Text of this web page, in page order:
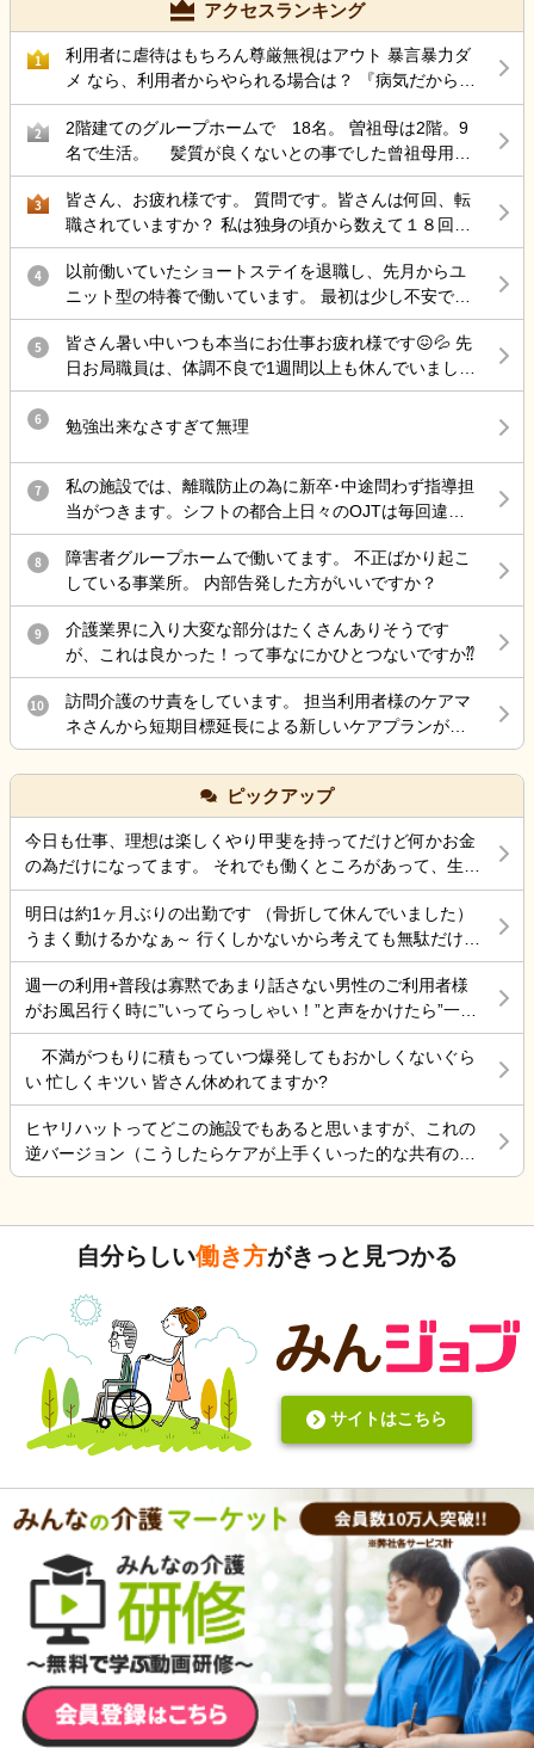
アクセスランキング
1
利用者に虐待はもちろん尊厳無視はアウト 暴言暴力ダ
メ なら、利用者からやられる場合は？ 『病気だから』
で…解決？
2
2階建てのグループホームで 18名。 曽祖母は2階。9
名で生活。 髪質が良くないとの事でした曾祖母用に
シャンプーとトリートメントを大容量タイプを持ち込
み。スタッフさんに 「ばぁちゃんが最近髪質良くない
訴えあったので これ入浴の時に本人に使用してあげて
下さいお願いします」と伝えました。 何週間して 面
会の際 髪どう？シャンプ合ってる？と聞くと曾祖母
「私のシャンプー皆で使ってる ◯◯さんも、貴方のシ
れた これ私専用じゃないのかい？」と聞いてびっく
り。施設長に聞くと 「当日入浴介助担当したスタッ
言われました。それ以降まだ連絡もないですが グルー
すか？
3
皆さん、お疲れ様です。 質問です。皆さんは何回、転
職されていますか？ 私は独身の頃から数えて１８回で
す。 今も辞めたい時があるけど、新たな職を探すと年
齢的に無理がある。 定年まで１０年、理不尽な事を言
われ続けるのはきついです。 いちばん嫌な仕事は清掃
でした。７時半から１５時半までの契約のはずなのに
６時から１６時まで働く。量が多く休憩は全く取れて
いなかった。タイムカードとタイムシート２つある変
す。 時間を守らない職場は嫌ですね。
4
以前働いていたショートステイを退職し、先月からユ
ニット型の特養で働いています。 最初は少し不安でし
たが職員さんもみんな優しくて、のびのびと仕事がで
きています。ですが、仕事していく中で1つの仕事をし
てる途中に別のところに意識が向いてしまったり、や
りかけで放置してしまうことがよくあります…。それ
で他の職員さんから指摘は受けたことはないのです
もうまくいかないこともあり、どうしたらいいか悩ん
でいます。
5
皆さん暑い中いつも本当にお仕事お疲れ様です😖💦 先
日お局職員は、体調不良で1週間以上も休んでいまし
た。 休んだ後の復帰の言葉は一言でも謝罪の言葉とか
ありますよね……。 私はお局職員が休んだ時にシフト
変更されてお局の変わりに出勤しました。 なのに、今
日は朝の挨拶と帰りの「お疲れ様でした」だけでし
た。 口調が余りにもテンション低い暗い声😒で、主任
や上司にはあからさまに明るい声😊を出していまし
でしょうか？ ご意見聞かせてください😢
6 勉強出来なさすぎて無理
7
私の施設では、離職防止の為に新卒･中途問わず指導担
当がつきます。シフトの都合上日々のOJTは毎回違う
人でも、仕事で困ってること等に寄り添う、メンター
みたいな感じです。半年間、月に1回面談の時間も取り
ます。 8月、私はある中途社員の指導担当になりまし
た。が、私は新卒でそこに3年(大卒)、向こうは高卒か
ら介護やってて他の施設も経験した大ベテランです。
どう考えても私じゃないのに、私になった理由は年齢
が、仕事覚えるの早いし、ハキハキした、どう考えて
も真逆タイプ。 もちろん施設内の困り事とかあれば聞
われてそう。 でも私を除くと皆20歳くらい歳が上にな
ってしまうので、施設長とかはこのまま行きたいらし
いです。 どう関わればその方のためになるのでしょう
か？
8
障害者グループホームで働いてます。 不正ばかり起こ
している事業所。 内部告発した方がいいですか？
9
介護業界に入り大変な部分はたくさんありそうです
が、これは良かった！って事なにかひとつないですか⁇
10
訪問介護のサ責をしています。 担当利用者様のケアマ
ネさんから短期目標延長による新しいケアプランが届
きました。 3表のみ届き内容を再確認したのですが、ケ
アプランの短期目標の内容に変更はありませんでし
た。 この場合、訪問介護計画書を新しく作成する場
でしょうか？
ピックアップ
今日も仕事、理想は楽しくやり甲斐を持ってだけど何かお金
の為だけになってます。 それでも働くところがあって、生き
ていけているのでましなのでしょうね。 一番辛いのは、お金
がなく職探ししている時だったので今日も頑張ろうと思う。
それにしても古株は、好き勝手だから楽しそうです。私も古
株の時は、そんなに仕事行くのが辛くなく毎日そこそこ楽し
くやっていました。 転職は後悔はしていませんが、誰もが上
手くいかないのは確かですね。 そんなつぶやきです、では仕
明日は約1ヶ月ぶりの出勤です （骨折して休んでいました）
うまく動けるかなぁ～ 行くしかないから考えても無駄だけど
不安！
週一の利用+普段は寡黙であまり話さない男性のご利用者様
がお風呂行く時に”いってらっしゃい！”と声をかけたら”一緒
に行く？！？”と返してくれた。 そういう想像を上回るよう
なことがあるからこの仕事って楽しいんだよな。 まだ入って
4ヶ月弱しか経ってないけど。
不満がつもりに積もっていつ爆発してもおかしくないぐら
い 忙しくキツい 皆さん休めれてますか?
ヒヤリハットってどこの施設でもあると思いますが、これの
逆バージョン（こうしたらケアが上手くいった的な共有の書
式）ってないですよね。あったらいいケアを共有できると思
遂記録ばかりって、すごくネガティブだと個人的に思いま
す。また、介護の世界って「できて当たり前」的な思考が強
し。うつ病の人じゃないんだから、できないことばかり言っ
たらストレスたまりませんか。
自分らしい働き方がきっと見つかる
サイトはこちら